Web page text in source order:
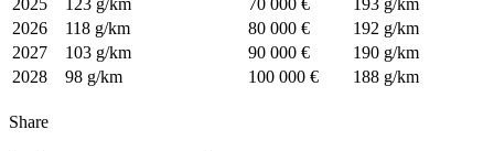
2026
118 g/km 80 000 €
192 g/km
2027
103 g/km 90 000 €
190 g/km
2028
98 g/km 100 000 € 188 g/km
Share